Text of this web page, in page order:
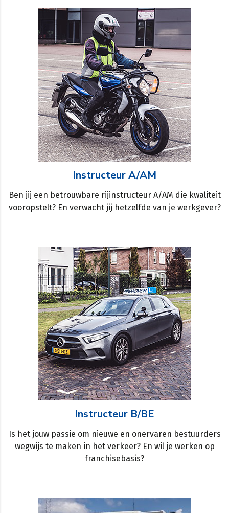
Instructeur A/AM
Ben jij een betrouwbare rijinstructeur A/AM die kwaliteit
vooropstelt? En verwacht jij hetzelfde van je werkgever?
Instructeur B/BE
Is het jouw passie om nieuwe en onervaren bestuurders
wegwijs te maken in het verkeer? En wil je werken op
franchisebasis?